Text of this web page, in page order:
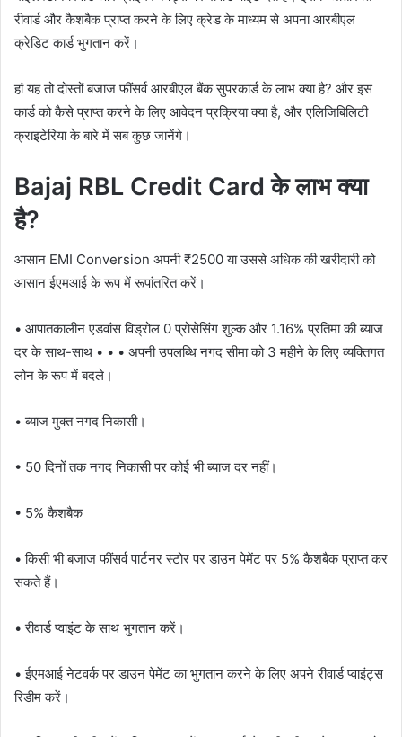
रीवार्ड और कैशबैक प्राप्त करने के लिए क्रेड के माध्यम से अपना आरबीएल
क्रेडिट कार्ड भुगतान करें।
हां यह तो दोस्तों बजाज फींसर्व आरबीएल बैंक सुपरकार्ड के लाभ क्या है? और इस
कार्ड को कैसे प्राप्त करने के लिए आवेदन प्रक्रिया क्या है, और एलिजिबिलिटी
क्राइटेरिया के बारे में सब कुछ जानेंगे।
Bajaj RBL Credit Card के लाभ क्या
है?
आसान EMI Conversion अपनी ₹2500 या उससे अधिक की खरीदारी को
आसान ईएमआई के रूप में रूपांतरित करें।
• आपातकालीन एडवांस विड्रोल 0 प्रोसेसिंग शुल्क और 1.16% प्रतिमा की ब्याज
दर के साथ-साथ • • • अपनी उपलब्धि नगद सीमा को 3 महीने के लिए व्यक्तिगत
लोन के रूप में बदले।
• ब्याज मुक्त नगद निकासी।
• 50 दिनों तक नगद निकासी पर कोई भी ब्याज दर नहीं।
• 5% कैशबैक
• किसी भी बजाज फींसर्व पार्टनर स्टोर पर डाउन पेमेंट पर 5% कैशबैक प्राप्त कर
सकते हैं।
• रीवार्ड प्वाइंट के साथ भुगतान करें।
• ईएमआई नेटवर्क पर डाउन पेमेंट का भुगतान करने के लिए अपने रीवार्ड प्वाइंट्स
रिडीम करें।